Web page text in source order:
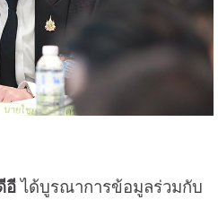
อีได้บูรณาการข้อมูลร่วมกับ